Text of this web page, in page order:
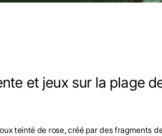
et jeux sur la plage
teinté de rose, créé par des fragments